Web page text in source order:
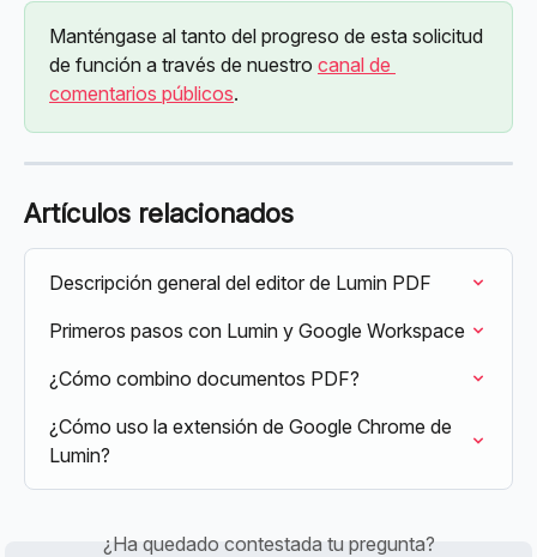
Manténgase al tanto del progreso de esta solicitud
de función a través de nuestro canal de
comentarios públicos.
Artículos relacionados
Descripción general del editor de Lumin PDF
Primeros pasos con Lumin y Google Workspace
¿Cómo combino documentos PDF?
¿Cómo uso la extensión de Google Chrome de
Lumin?
¿Ha quedado contestada tu pregunta?